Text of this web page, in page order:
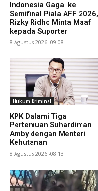
Indonesia Gagal ke
Semifinal Piala AFF 2026,
Rizky Ridho Minta Maaf
kepada Suporter
8 Agustus 2026 -09:08
Hukum Kriminal
KPK Dalami Tiga
Pertemuan Suhardiman
Amby dengan Menteri
Kehutanan
8 Agustus 2026 -08:13